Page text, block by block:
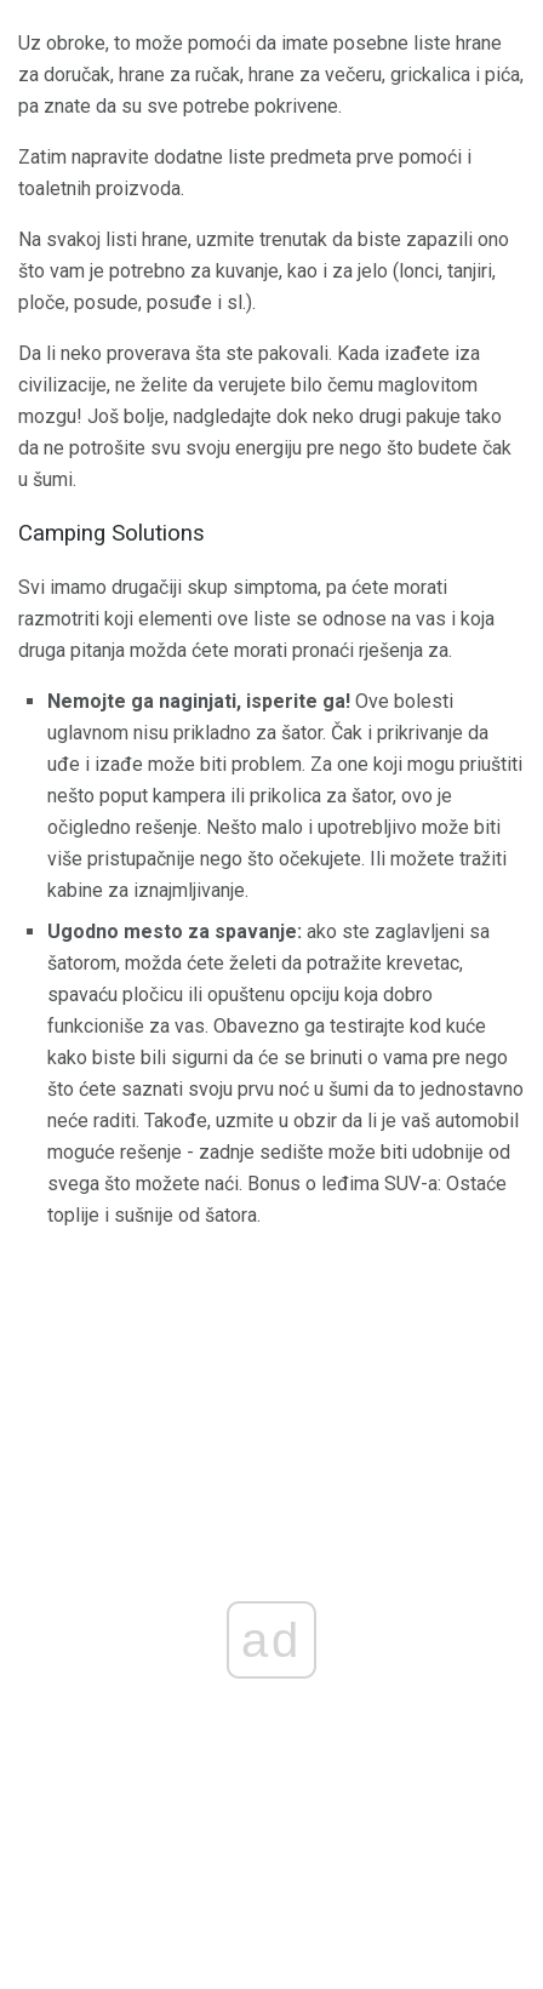
Uz obroke, to može pomoći da imate posebne liste hrane
za doručak, hrane za ručak, hrane za večeru, grickalica i pića,
pa znate da su sve potrebe pokrivene.
Zatim napravite dodatne liste predmeta prve pomoći i
toaletnih proizvoda.
Na svakoj listi hrane, uzmite trenutak da biste zapazili ono
što vam je potrebno za kuvanje, kao i za jelo (lonci, tanjiri,
ploče, posude, posuđe i sl.).
Da li neko proverava šta ste pakovali. Kada izađete iza
civilizacije, ne želite da verujete bilo čemu maglovitom
mozgu! Još bolje, nadgledajte dok neko drugi pakuje tako
da ne potrošite svu svoju energiju pre nego što budete čak
u šumi.
Camping Solutions
Svi imamo drugačiji skup simptoma, pa ćete morati
razmotriti koji elementi ove liste se odnose na vas i koja
druga pitanja možda ćete morati pronaći rješenja za.
Nemojte ga naginjati, isperite ga! Ove bolesti
uglavnom nisu prikladno za šator. Čak i prikrivanje da
uđe i izađe može biti problem. Za one koji mogu priuštiti
nešto poput kampera ili prikolica za šator, ovo je
očigledno rešenje. Nešto malo i upotrebljivo može biti
više pristupačnije nego što očekujete. Ili možete tražiti
kabine za iznajmljivanje.
Ugodno mesto za spavanje: ako ste zaglavljeni sa
šatorom, možda ćete želeti da potražite krevetac,
spavaću pločicu ili opuštenu opciju koja dobro
funkcioniše za vas. Obavezno ga testirajte kod kuće
kako biste bili sigurni da će se brinuti o vama pre nego
što ćete saznati svoju prvu noć u šumi da to jednostavno
neće raditi. Takođe, uzmite u obzir da li je vaš automobil
moguće rešenje - zadnje sedište može biti udobnije od
svega što možete naći. Bonus o leđima SUV-a: Ostaće
toplije i sušnije od šatora.
ad